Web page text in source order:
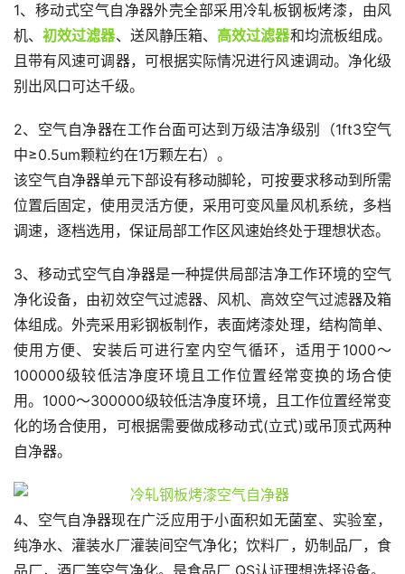
1、移动式空气自净器外壳全部采用冷轧板钢板烤漆，由风
机、初效过滤器、送风静压箱、 高效过滤器和均流板组成。
且带有风速可调器，可根据实际情况进行风速调动。净化级
别出风口可达千级。
2、空气自净器在工作台面可达到万级洁净级别（1ft3空气
中≥0.5um颗粒约在1万颗左右）。
该空气自净器单元下部设有移动脚轮，可按要求移动到所需
位置后固定，使用灵活方便，采用可变风量风机系统，多档
调速，逐档选用，保证局部工作区风速始终处于理想状态。
3、移动式空气自净器是一种提供局部洁净工作环境的空气
净化设备，由初效空气过滤器、风机、高效空气过滤器及箱
体组成。外壳采用彩钢板制作，表面烤漆处理，结构简单、
使用方便、安装后可进行室内空气循环，适用于1000～
100000级较低洁净度环境且工作位置经常变换的场合使
用。1000～300000级较低洁净度环境，且工作位置经常变
化的场合使用，可根据需要做成移动式(立式)或吊顶式两种
自净器。
4、空气自净器现在广泛应用于小面积如无菌室、实验室，
纯净水、灌装水厂灌装间空气净化；饮料厂，奶制品厂，食
品厂，酒厂等空气净化。是食品厂 QS认证理想选择设备。